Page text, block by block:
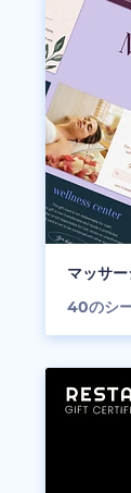
マッサ
40のシ